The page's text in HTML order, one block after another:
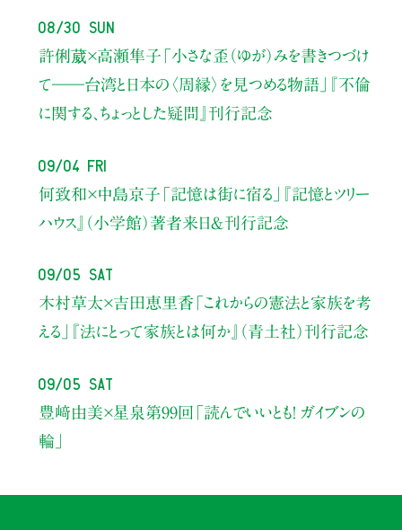
08/30 Sun
許俐葳×高瀬隼子 「小さな歪（ゆが）みを書きつづけ
て――台湾と日本の〈周縁〉を見つめる物語」
『不倫
に関する、ちょっとした疑問』刊行記念
09/04 Fri
何致和×中島京子 「記憶は街に宿る」
『記憶とツリー
ハウス』（小学館）著者来日＆刊行記念
09/05 Sat
木村草太×吉田恵里香 「これからの憲法と家族を考
える」
『法にとって家族とは何か』（青土社）刊行記念
09/05 Sat
豊﨑由美×星泉 第99回「読んでいいとも！ ガイブンの
輪」